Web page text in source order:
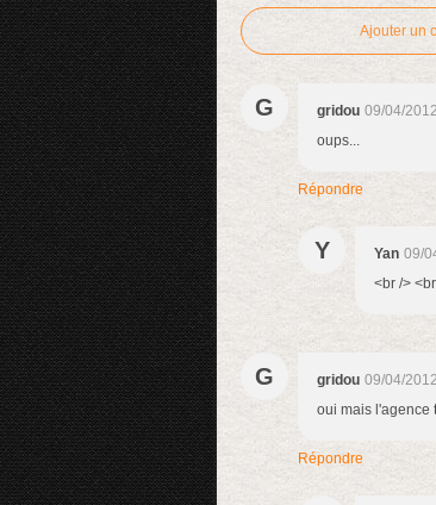
Ajouter un
G gridou 09/04/
oups...
Répondre
Y Yan 09/
<br />
G gridou 09/04/
oui mais l'agence
Répondre